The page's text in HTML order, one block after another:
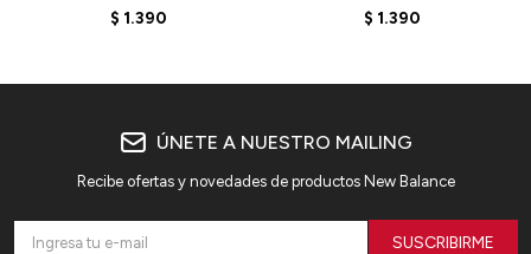
MT41502BEU -
$ 1.390
LOGO - MT41502AG -
$ 1.390
ÚNETE A NUESTRO MAILING
Recibe ofertas y novedades de productos New Balance
SUSCRIBIRME